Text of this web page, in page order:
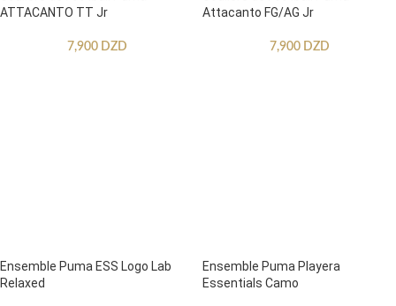
ATTACANTO TT Jr
7,900 DZD
Attacanto FG/AG Jr
7,900 DZD
Ensemble Puma ESS Logo Lab
Relaxed
Ensemble Puma Playera
Essentials Camo